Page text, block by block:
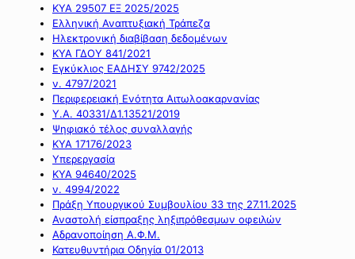
ΚΥΑ 29507 ΕΞ 2025/2025
Ελληνική Αναπτυξιακή Τράπεζα
Ηλεκτρονική διαβίβαση δεδομένων
ΚΥΑ ΓΔΟΥ 841/2021
Εγκύκλιος ΕΑΔΗΣΥ 9742/2025
ν. 4797/2021
Περιφερειακή Ενότητα Αιτωλοακαρνανίας
Υ.Α. 40331/Δ1.13521/2019
Ψηφιακό τέλος συναλλαγής
ΚΥΑ 17176/2023
Υπερεργασία
ΚΥΑ 94640/2025
ν. 4994/2022
Πράξη Υπουργικού Συμβουλίου 33 της 27.11.2025
Αναστολή είσπραξης ληξιπρόθεσμων οφειλών
Αδρανοποίηση Α.Φ.Μ.
Κατευθυντήρια Οδηγία 01/2013